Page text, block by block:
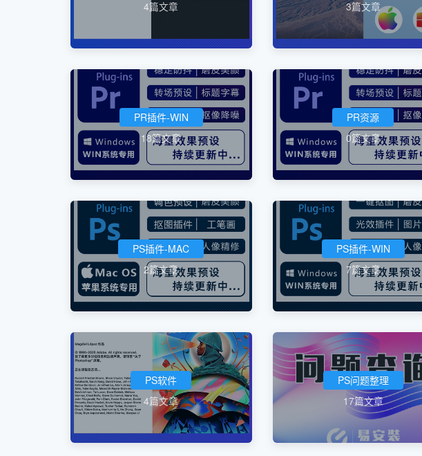
4篇文章
3篇文章
PR插件-WIN
18篇文章
PR资源
0篇文章
PS插件-MAC
2篇文章
PS插件-WIN
7篇文章
PS软件
4篇文章
PS问题整理
17篇文章